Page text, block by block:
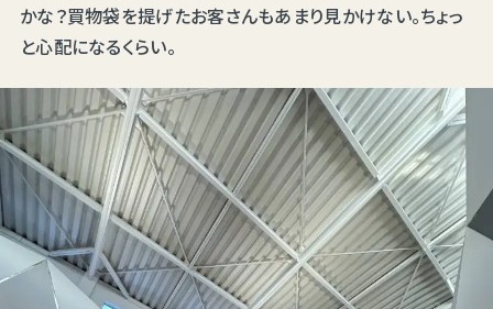
かな？買物袋を提げたお客さんもあまり見かけない。ちょっ
と心配になるくらい。